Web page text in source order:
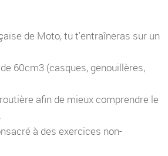
de Moto, tu t'entraîneras sur un
60cm3 (casques, genouillères,
afin de mieux comprendre le
à des exercices non-